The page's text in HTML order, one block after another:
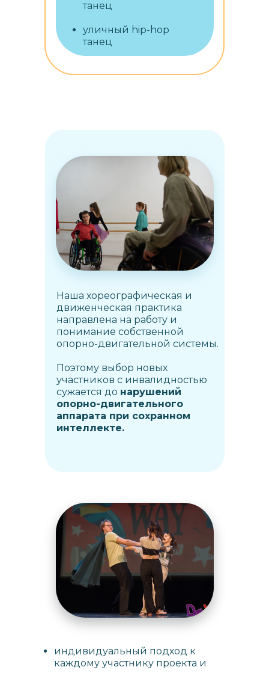
танец
уличный hip-hop
танец
Наша хореографическая и
движенческая практика
направлена на работу и
понимание собственной
опорно-двигательной системы.
Поэтому выбор новых
участников с инвалидностью
сужается до нарушений
опорно-двигательного
аппарата при сохранном
интеллекте.
индивидуальный подход к
каждому участнику проекта и